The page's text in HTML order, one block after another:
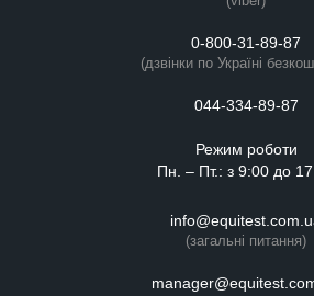
0-800-31-89-87
(дзвінки по Україні
044-334-89-87
Режим роботи
Пн. – Пт.: з 9:00 до
(загальні питання)